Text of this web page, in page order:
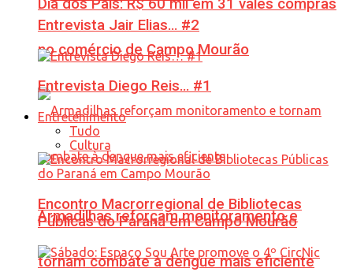
Dia dos Pais: R$ 60 mil em 31 vales compras
no comércio de Campo Mourão
Armadilhas reforçam monitoramento e
tornam combate à dengue mais eficiente
Entrevista Jair Elias… #2
Entrevista Diego Reis… #1
Entretenimento
Tudo
Cultura
Encontro Macrorregional de Bibliotecas
Públicas do Paraná em Campo Mourão